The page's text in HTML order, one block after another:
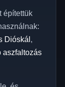
építettük
Dióskál ,
aszfaltozás